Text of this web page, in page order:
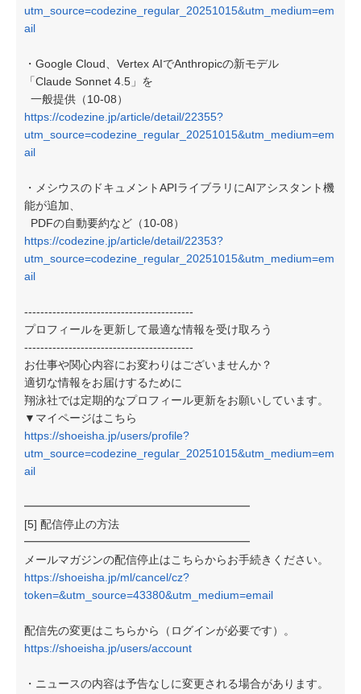
utm_source=codezine_regular_20251015&utm_medium=em
ail
・Google Cloud、Vertex AIでAnthropicの新モデル
「Claude Sonnet 4.5」を
一般提供（10-08）
https://codezine.jp/article/detail/22355?
utm_source=codezine_regular_20251015&utm_medium=em
ail
・メシウスのドキュメントAPIライブラリにAIアシスタント機
能が追加、
PDFの自動要約など（10-08）
https://codezine.jp/article/detail/22353?
utm_source=codezine_regular_20251015&utm_medium=em
ail
------------------------------------------
プロフィールを更新して最適な情報を受け取ろう
------------------------------------------
お仕事や関心内容にお変わりはございませんか？
適切な情報をお届けするために
翔泳社では定期的なプロフィール更新をお願いしています。
▼マイページはこちら
https://shoeisha.jp/users/profile?
utm_source=codezine_regular_20251015&utm_medium=em
ail
━━━━━━━━━━━━━━━━━━━━
[5] 配信停止の方法
━━━━━━━━━━━━━━━━━━━━
メールマガジンの配信停止はこちらからお手続きください。
https://shoeisha.jp/ml/cancel/cz?
token=&utm_source=43380&utm_medium=email
配信先の変更はこちらから（ログインが必要です）。
https://shoeisha.jp/users/account
・ニュースの内容は予告なしに変更される場合があります。